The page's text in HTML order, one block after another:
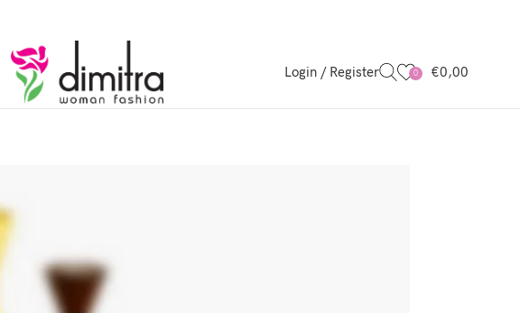
Login / Register 0 €0,00